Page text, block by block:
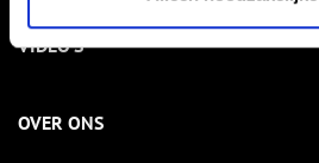
VIDEO’S
OVER ONS